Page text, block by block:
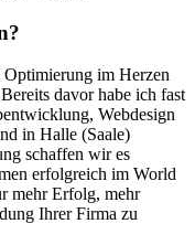
Optimierung im Herzen
davor habe ich fast
Webdesign
in Halle (Saale)
schaffen wir es
erfolgreich im World
mehr Erfolg, mehr
Ihrer Firma zu